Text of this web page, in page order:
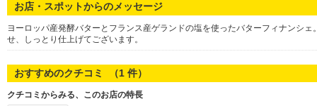
お店・スポットからのメッセージ
ヨーロッパ産発酵バターとフランス産ゲランドの塩を使ったバターフィナンシ
せ、しっとり仕上げてございます。
おすすめのクチコミ （1 件）
クチコミからみる、このお店の特長